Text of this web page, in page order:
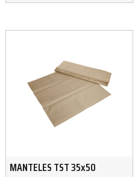
MANTELES TST 35x50